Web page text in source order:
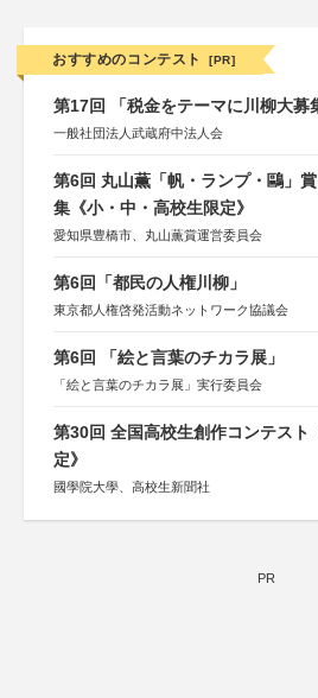
おすすめのコンテスト [PR]
第17回 「税金をテーマに川柳大募
一般社団法人武蔵府中法人会
第6回 丸山薫「帆・ランプ・鷗」
集《小・中・高校生限定》
愛知県豊橋市、丸山薫賞運営委員会
第6回「都民の人権川柳」
東京都人権啓発活動ネットワーク協議会
第6回 「絵と言葉のチカラ展」
「絵と言葉のチカラ展」実行委員会
第30回 全国高校生創作コンテスト
定》
國學院大學、高校生新聞社
PR